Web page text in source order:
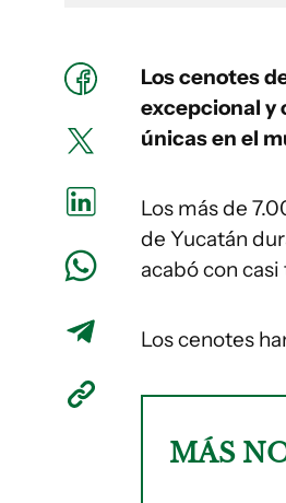
Los cenotes
excepcional y
únicas en el
Los más de
de Yucatán
acabó con
Los cenotes
MÁS